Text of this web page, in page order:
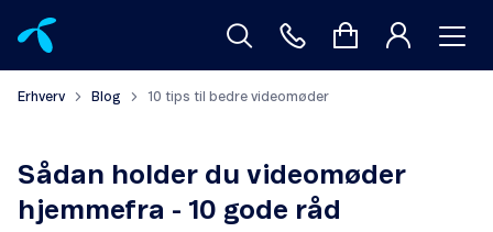
Erhverv Blog 10 tips til bedre videomøder
Sådan holder du videomøder
hjemmefra - 10 gode råd